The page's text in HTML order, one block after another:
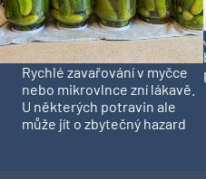
Rychlé zavařování v myčce
nebo mikrovlnce zní lákavě.
U některých potravin ale
může jít o zbytečný hazard